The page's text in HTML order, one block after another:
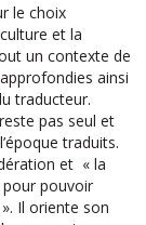
le choix
et la
un contexte de
ainsi
traducteur.
pas seul et
traduits.
et « la
pouvoir
Il oriente son